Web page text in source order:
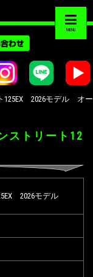
MENU
2026モデル オー
ストリート12
2026モデル